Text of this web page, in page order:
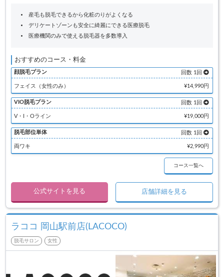
産毛も脱毛できるから化粧のりがよくなる
デリケートゾーンも安全に綺麗にできる医療脱毛
医療機関のみで使える脱毛器を多数導入
おすすめのコース・料金
顔脱毛プラン 回数 1回
フェイス（女性のみ） ¥14,990円
VIO脱毛プラン 回数 1回
V・I・Oライン ¥19,000円
脱毛部位単体 回数 1回
両ワキ ¥2,990円
コース一覧へ
公式サイトを見る 店舗詳細を見る
ラココ 岡山駅前店(LACOCO)
脱毛サロン 女性